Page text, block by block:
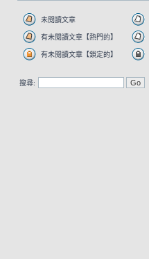
未閱讀文章
有未閱讀文章【熱門的】
有未閱讀文章【鎖定的】
搜尋: